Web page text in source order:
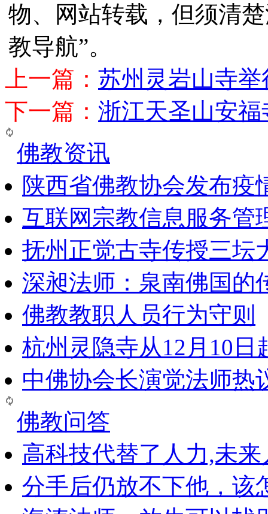
物、网站转载，但须清
教导航”。
上一篇： 苏州灵岩山寺
下一篇： 浙江天圣山安
佛教资讯
陕西省佛教协会发布疫
互联网宗教信息服务管
抚州正觉古寺传授三坛
深昶法师：泉南佛国的
佛教教职人员行为守则
杭州灵隐寺从12月10日
中佛协会长演觉法师热
佛教问答
高科技代替了人力,未
分手后仍放不下他，该